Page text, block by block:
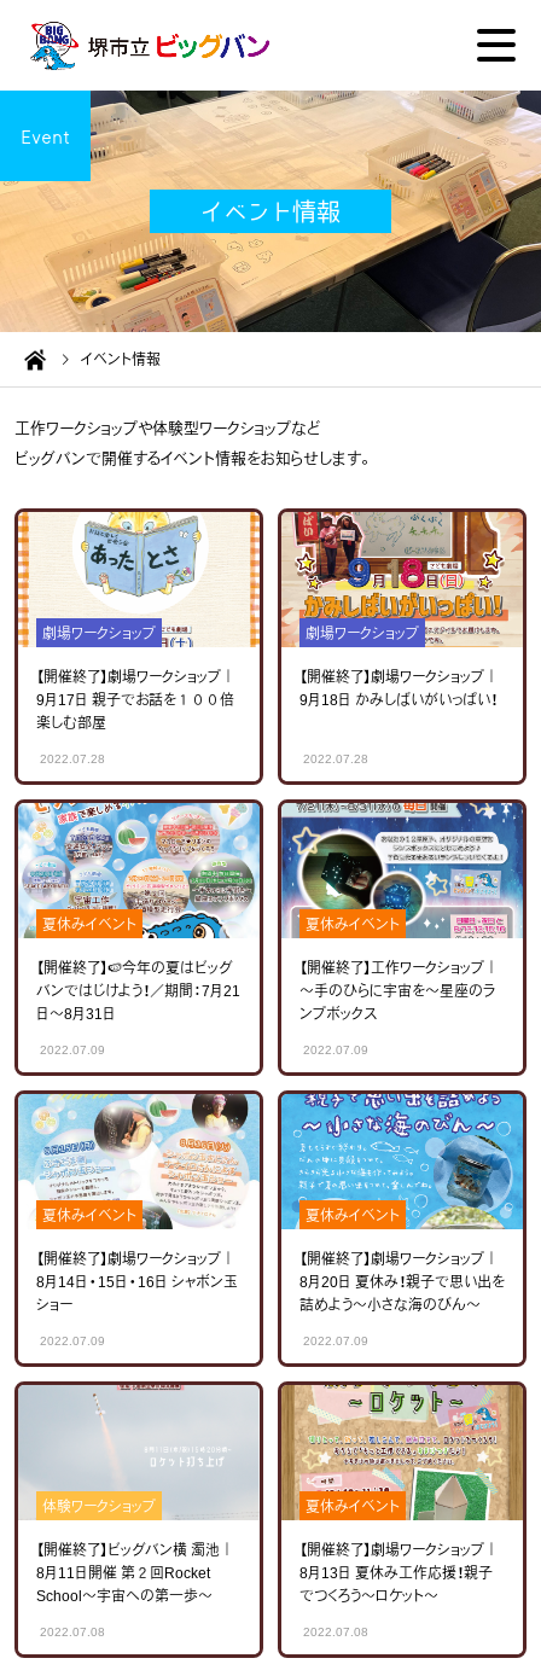
イベント情報
Event
イベント情報
工作ワークショップや体験型ワークショップなど
ビッグバンで開催するイベント情報をお知らせします。
劇場ワークショップ
【開催終了】劇場ワークショップ｜
9月17日 親子でお話を１００倍
楽しむ部屋
2022.07.28
劇場ワークショップ
【開催終了】劇場ワークショップ｜
9月18日 かみしばいがいっぱい！
2022.07.28
夏休みイベント
【開催終了】🍉今年の夏はビッグ
バンではじけよう！／期間：7月21
日～8月31日
2022.07.09
夏休みイベント
【開催終了】工作ワークショップ｜
～手のひらに宇宙を～星座のラ
ンプボックス
2022.07.09
夏休みイベント
【開催終了】劇場ワークショップ｜
8月14日・15日・16日 シャボン玉
ショー
2022.07.09
夏休みイベント
【開催終了】劇場ワークショップ｜
8月20日 夏休み！親子で思い出を
詰めよう～小さな海のびん～
2022.07.09
体験ワークショップ
【開催終了】ビッグバン横 濁池｜
8月11日開催 第２回Rocket
School～宇宙への第一歩～
2022.07.08
夏休みイベント
【開催終了】劇場ワークショップ｜
8月13日 夏休み工作応援！親子
でつくろう～ロケット～
2022.07.08